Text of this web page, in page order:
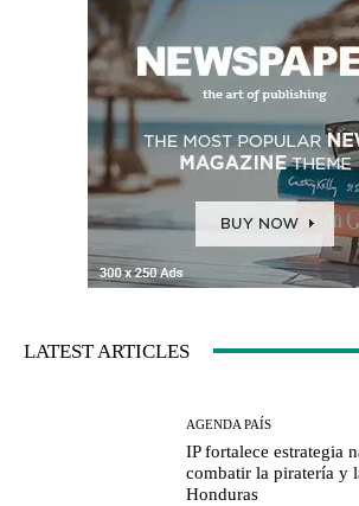
LATEST ARTICLES
AGENDA PAÍS
IP fortalece estrategia
combatir la piratería y
Honduras